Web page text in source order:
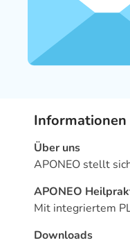
Informationen
Über uns
APONEO stellt
APONEO
Mit integriertem
Downloads